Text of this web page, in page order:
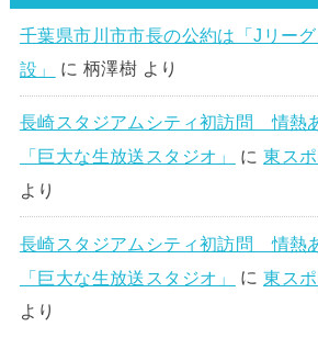
千葉県市川市市長の公約は「Jリー
設」
に 柄澤樹 より
長崎スタジアムシティ初訪問 情熱
「巨大な生放送スタジオ」
に東ス
より
長崎スタジアムシティ初訪問 情熱
「巨大な生放送スタジオ」
に東ス
より